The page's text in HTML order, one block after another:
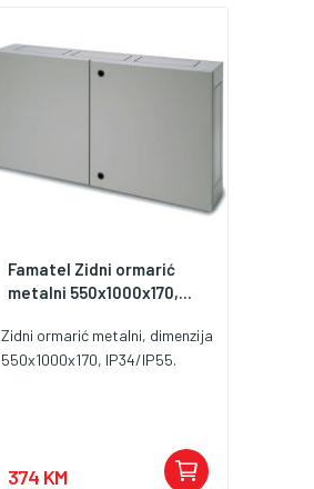
Famatel Zidni ormarić
metalni 550x1000x170,...
Zidni ormarić metalni, dimenzija
550x1000x170, IP34/IP55.
374 KM